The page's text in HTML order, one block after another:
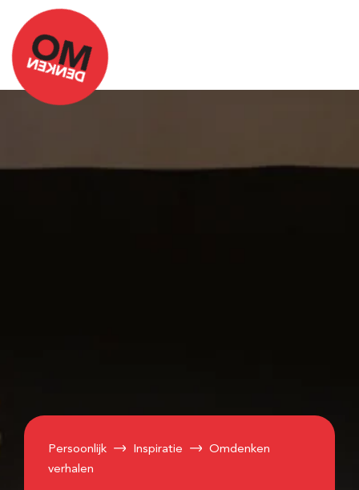
Persoonlijk Inspiratie
Omdenken
verhalen